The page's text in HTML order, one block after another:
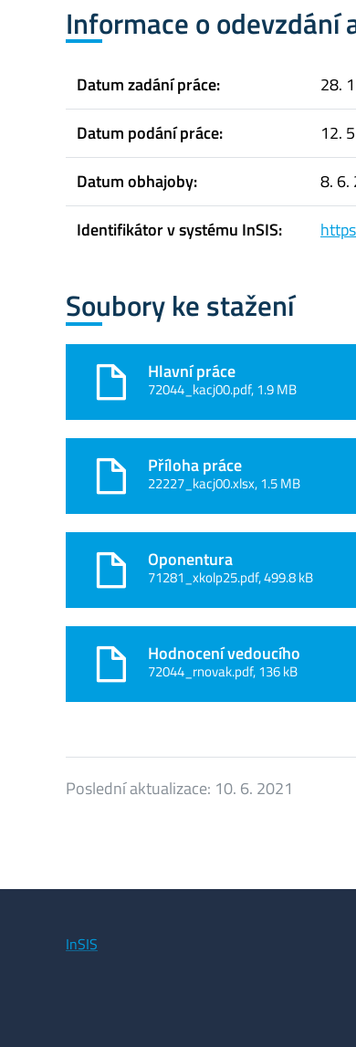
Informace o odevzdání
Datum zadání práce:
28.
Datum podání práce:
12.
Datum obhajoby:
8. 6.
Identifikátor v systému InSIS:
Soubory ke stažení
Hlavní práce
72044_kacj00.pdf, 1.9 MB
Příloha práce
22227_kacj00.xlsx, 1.5 MB
Oponentura
71281_xkolp25.pdf, 499.8 kB
Hodnocení vedoucího
72044_rnovak.pdf, 136 kB
Poslední aktualizace: 10. 6. 2021
InSIS